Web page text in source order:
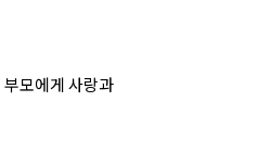
모에게 사랑과